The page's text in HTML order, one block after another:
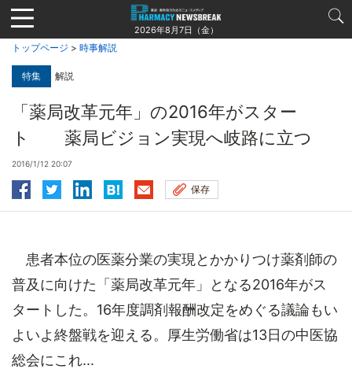
Jump
to
navigation
2026年8月7日（金）
トップページ > 時事解説
特集 解説
「薬局改革元年」の2016年がスター
ト 薬局ビジョン実現へ岐路に立つ
2016/1/12 20:07
保存
患者本位の医薬分業の実現とかかりつけ薬剤師の
普及に向けた「薬局改革元年」となる2016年がス
タートした。16年度調剤報酬改定をめぐる議論もい
よいよ終盤戦を迎える。厚生労働省は13日の中医協
総会にこれ...